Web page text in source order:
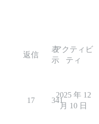
返信
表
示
アクティビ
ティ
17 341
2025 年 12
月 10 日